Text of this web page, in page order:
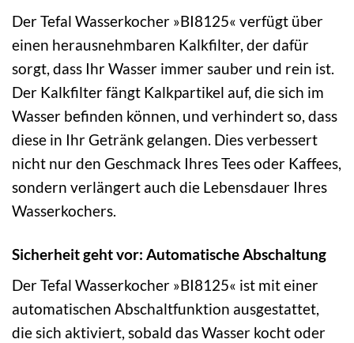
Der Tefal Wasserkocher »BI8125« verfügt über
einen herausnehmbaren Kalkfilter, der dafür
sorgt, dass Ihr Wasser immer sauber und rein ist.
Der Kalkfilter fängt Kalkpartikel auf, die sich im
Wasser befinden können, und verhindert so, dass
diese in Ihr Getränk gelangen. Dies verbessert
nicht nur den Geschmack Ihres Tees oder Kaffees,
sondern verlängert auch die Lebensdauer Ihres
Wasserkochers.
Sicherheit geht vor: Automatische Abschaltung
Der Tefal Wasserkocher »BI8125« ist mit einer
automatischen Abschaltfunktion ausgestattet,
die sich aktiviert, sobald das Wasser kocht oder